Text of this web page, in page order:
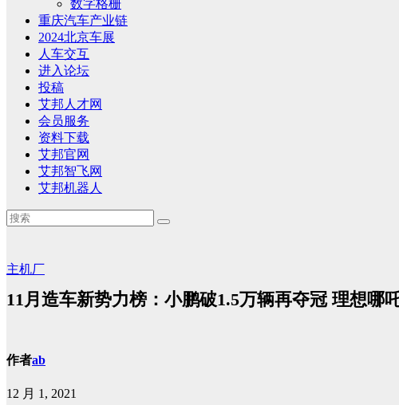
数字格栅
重庆汽车产业链
2024北京车展
人车交互
进入论坛
投稿
艾邦人才网
会员服务
资料下载
艾邦官网
艾邦智飞网
艾邦机器人
主机厂
11月造车新势力榜：小鹏破1.5万辆再夺冠 理想哪
作者ab
12 月 1, 2021